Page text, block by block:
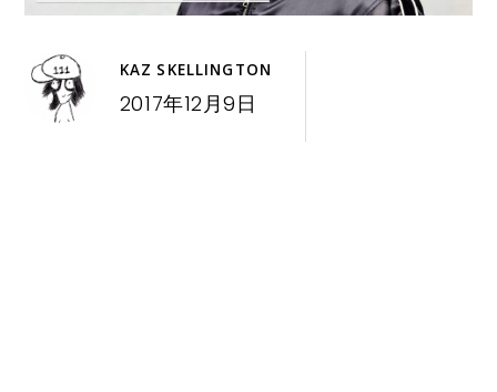
KAZ SKELLINGTON
2017年12月9日